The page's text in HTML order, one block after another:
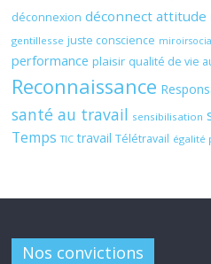
déconnexion déconnect attitude
gentillesse juste conscience
performance plaisir qualité de vie
Reconnaissance
santé au travail sensibilisation
Temps TIC travail Télétravail égalité
Nos convictions